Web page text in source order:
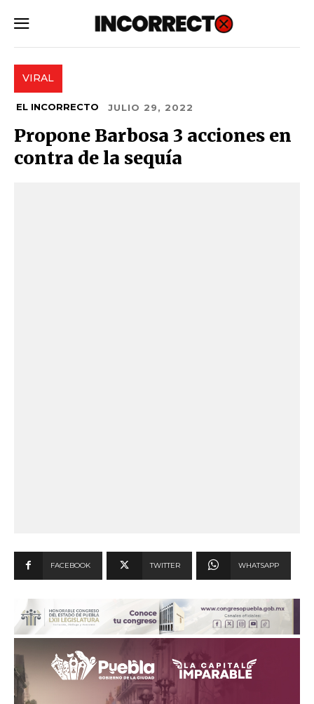
VIRAL
EL INCORRECTO JULIO 29, 2022
Propone Barbosa 3 acciones en
contra de la sequía
FACEBOOK TWITTER WHATSAPP